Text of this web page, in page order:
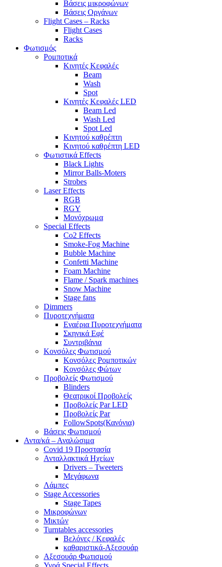
Βάσεις μικροφώνων
Βάσεις Οργάνων
Flight Cases – Racks
Flight Cases
Racks
Φωτισμός
Ρομποτικά
Κινητές Κεφαλές
Beam
Wash
Spot
Κινητές Κεφαλές LED
Beam Led
Wash Led
Spot Led
Κινητού καθρέπτη
Κινητού καθρέπτη LED
Φωτιστικά Effects
Black Lights
Mirror Balls-Moters
Strobes
Laser Effects
RGB
RGY
Μονόχρωμα
Special Effects
Co2 Effects
Smoke-Fog Machine
Bubble Machine
Confetti Machine
Foam Machine
Flame / Spark machines
Snow Machine
Stage fans
Dimmers
Πυροτεχνήματα
Εναέρια Πυροτεχνήματα
Σκηνικά Εφέ
Συντριβάνια
Κονσόλες Φωτισμού
Κονσόλες Ρομποτικών
Κονσόλες Φώτων
Προβολείς Φωτισμού
Blinders
Θεατρικοί Προβολείς
Προβολείς Par LED
Προβολείς Par
FollowSpots(Κανόνια)
Βάσεις Φωτισμού
Αντα/κά – Αναλώσιμα
Covid 19 Προστασία
Ανταλλακτικά Ηχείων
Drivers – Tweeters
Μεγάφωνα
Λάμπες
Stage Accessories
Stage Tapes
Μικροφώνων
Μικτών
Turntables accessories
Βελόνες / Κεφαλές
καθαριστικά-Αξεσουάρ
Αξεσουάρ Φωτισμού
Υγρά Special Effects